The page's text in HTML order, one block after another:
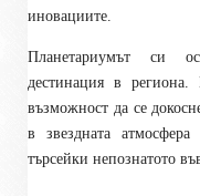
иновациите.
Планетариумът си
дестинация в
възможност да се
в звездната
търсейки непознатото